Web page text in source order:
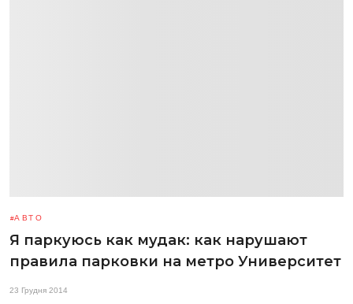
АВТО
Я паркуюсь как мудак: как нарушают
правила парковки на метро Университет
23 Грудня 2014